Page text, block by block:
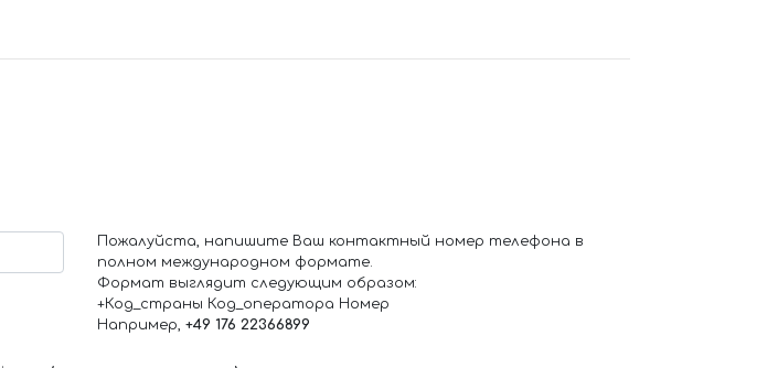
Пожалуйста, напишите Ваш контактный номер телефона в
полном международном формате.
Формат выглядит следующим образом:
+Код_страны Код_оператора Номер
Например, +49 176 22366899